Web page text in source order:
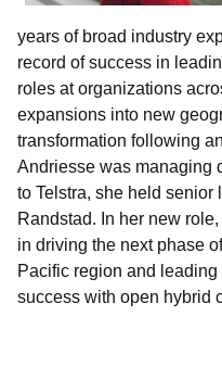
years of broad industry
record of success in
roles at organizations
expansions into new
transformation following
Andriesse was managing
to Telstra, she held
Randstad. In her new
in driving the next phase
Pacific region and
success with open hybrid